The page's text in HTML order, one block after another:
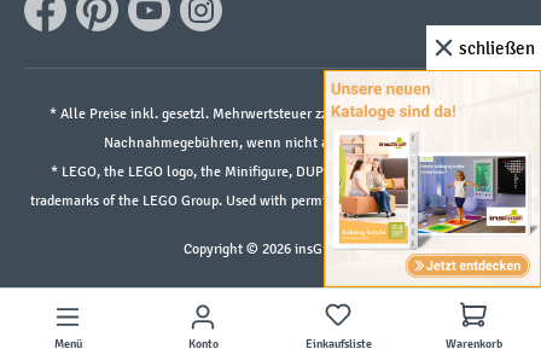
Menü Konto Einkaufsliste Warenkorb
* Alle Preise inkl. gesetzl. Mehrwertsteuer zzgl.Versandkostenund ggf.
Nachnahmegebühren, wenn nicht anders angegeben.
* LEGO, the LEGO logo, the Minifigure, DUPLO, and the SPIKE logo are
trademarks of the LEGO Group. Used with permission. ©2026 The LEGO Group
Copyright © 2026 insGraf.de
schließen